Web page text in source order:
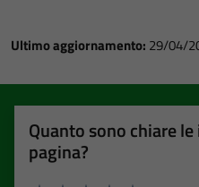
Ultimo aggiornamento: 29/04/
Quanto sono chiare
pagina?